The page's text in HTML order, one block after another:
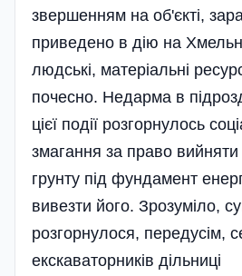
звершенням на об'єкті,
приведено в дію на
людські, матеріальні
почесно. Недарма в
цієї події розгорнулось
змагання за право
грунту під фундамент
вивезти його. Зрозуміло,
розгорнулося, передусім,
екскаваторників дільниці